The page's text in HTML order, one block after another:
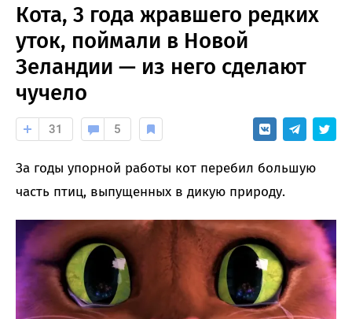
Кота, 3 года жравшего редких
уток, поймали в Новой
Зеландии — из него сделают
чучело
31 5
За годы упорной работы кот перебил большую
часть птиц, выпущенных в дикую природу.